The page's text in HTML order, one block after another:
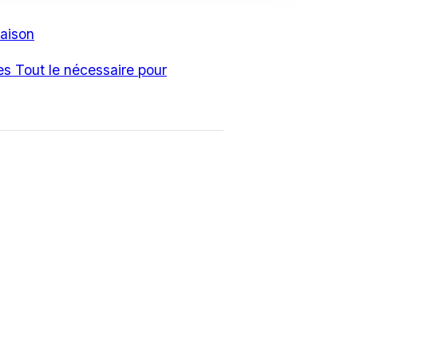
Tout le nécessaire pour